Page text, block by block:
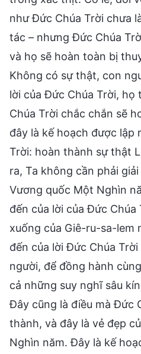
như Đức Chúa Trời chưa
tác – nhưng Đức Chúa
và họ sẽ hoàn toàn bị
Không có sự thật, con
lời của Đức Chúa Trời, họ
Chúa Trời chắc chắn sẽ
đây là kế hoạch được lập
Trời: hoàn thành sự thật
ra, Ta không cần phải
Vương quốc Một Nghìn
đến của lời của Đức
xuống của Giê-ru-sa-lem
đến của lời Đức Chúa
người, để đồng hành
cả những suy nghĩ sâu
Đây cũng là điều mà Đức
thành, và đây là vẻ đẹp
Nghìn năm. Đây là kế